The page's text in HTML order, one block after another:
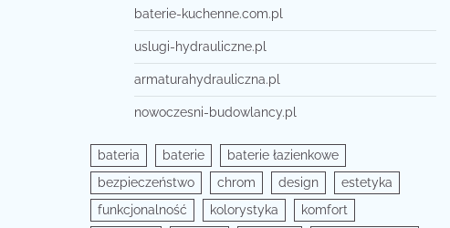
baterie-kuchenne.com.pl
uslugi-hydrauliczne.pl
armaturahydrauliczna.pl
nowoczesni-budowlancy.pl
bateria baterie
baterie łazienkowe
bezpieczeństwo
chrom design
estetyka
funkcjonalność
kolorystyka
komfort